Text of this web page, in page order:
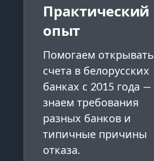
Практический
опыт
Помогаем открывать
счета в белорусских
банках с 2015 года —
знаем требования
разных банков и
типичные причины
отказа.